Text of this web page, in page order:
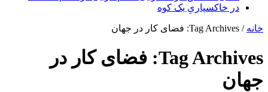
در خاکسپاریِ یک کوه
خانه / Tag Archives: فضای کار در جهان
Tag Archives: فضای کار در
جهان